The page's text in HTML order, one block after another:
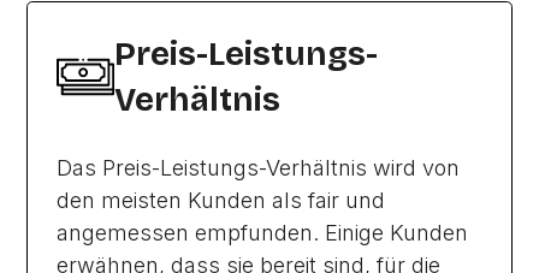
Preis-Leistungs-
Verhältnis
Das Preis-Leistungs-Verhältnis wird von
den meisten Kunden als fair und
angemessen empfunden. Einige Kunden
erwähnen, dass sie bereit sind, für die